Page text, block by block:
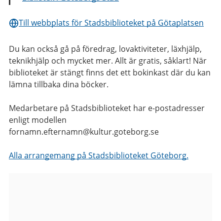
Till webbplats för Stadsbiblioteket på Götaplatsen
Du kan också gå på föredrag, lovaktiviteter, läxhjälp,
teknikhjälp och mycket mer. Allt är gratis, såklart! När
biblioteket är stängt finns det ett bokinkast där du kan
lämna tillbaka dina böcker.
Medarbetare på Stadsbiblioteket har e-postadresser
enligt modellen
fornamn.efternamn@kultur.goteborg.se
Alla arrangemang på Stadsbiblioteket Göteborg.